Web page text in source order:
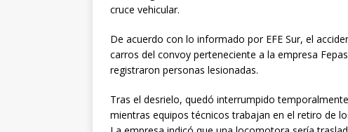
cruce vehicular.
De acuerdo con lo informado por EFE Sur, el
carros del convoy perteneciente a la empresa
registraron personas lesionadas.
Tras el desrielo, quedó interrumpido
mientras equipos técnicos trabajan en el retiro de